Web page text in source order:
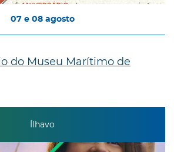
07 e 08 agosto
do Museu Marítimo de
Ílhavo